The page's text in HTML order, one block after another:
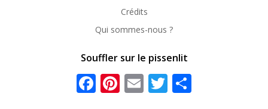
Crédits
Qui sommes-nous ?
Souffler sur le pissenlit
Facebook
Pinterest
EmailTwitter